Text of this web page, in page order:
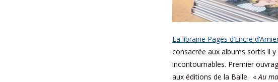
La librairie Pages d’Encre
consacrée aux albums sortis il
incontournables. Premier
aux éditions de la Balle. «Au